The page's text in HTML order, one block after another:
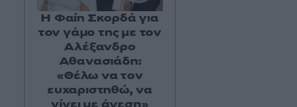
Η Φαίη Σκορδά για
τον γάμο της με τον
Αλέξανδρο
Αθανασιάδη:
«Θέλω να τον
ευχαριστηθώ, να